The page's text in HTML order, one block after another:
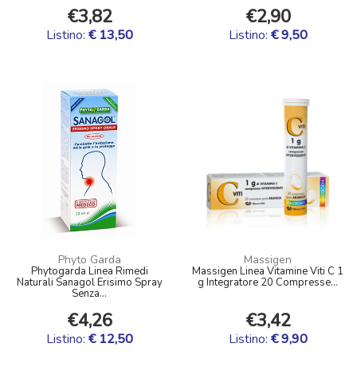
€3,82
Listino: € 13,50
€2,90
Listino: € 9,50
Phyto Garda
Phytogarda Linea Rimedi
Naturali Sanagol Erisimo Spray
Senza...
€4,26
Listino: € 12,50
Massigen
Massigen Linea Vitamine Viti C 1
g Integratore 20 Compresse...
€3,42
Listino: € 9,90